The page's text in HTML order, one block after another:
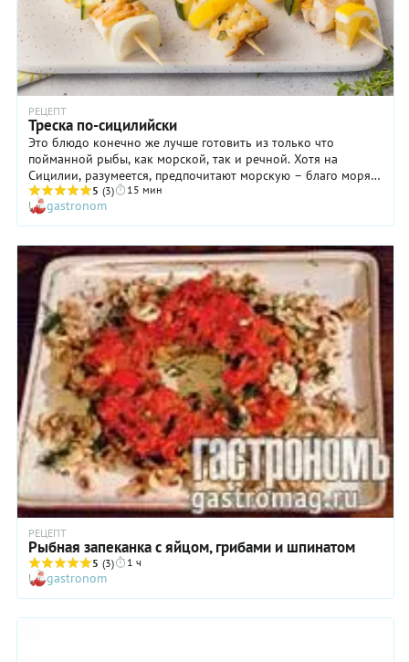
РЕЦЕПТ
Треска по-сицилийски
Это блюдо конечно же лучше готовить из только что
пойманной рыбы, как морской, так и речной. Хотя на
Сицилии, разумеется, предпочитают морскую – благо моря
вокруг предостаточно и даже очень качественная треска
стоит совсем недорого. В наших условиях сгодится и
охлажденная рыба. Но размороженную треску на угли лучше
не класть – она частенько начинает разваливаться. Ее лучше
запекать в духовке.
5 (3) 15 мин
gastronom
РЕЦЕПТ
Рыбная запеканка с яйцом, грибами и шпинатом
5 (3) 1 ч
gastronom